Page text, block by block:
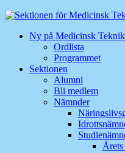
Ny på Medicinsk Teknik
Ordlista
Programmet
Sektionen
Alumni
Bli medlem
Nämnder
Årets